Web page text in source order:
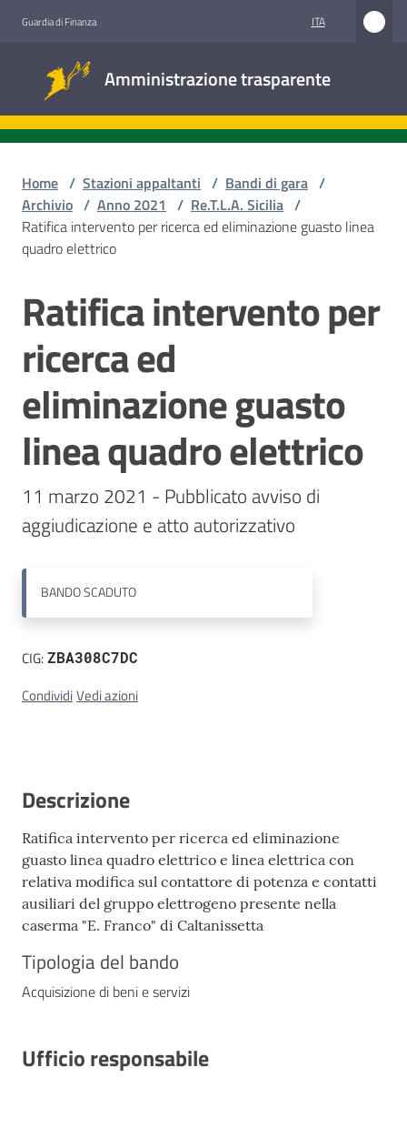
Guardia di Finanza ITA
Amministrazione trasparente
trasparente
Accesso
civico
Stazioni
appaltanti
Contatti
Home / Stazioni appaltanti / Bandi di gara /
Archivio / Anno 2021 / Re.T.L.A. Sicilia /
Ratifica intervento per ricerca ed eliminazione guasto linea
quadro elettrico
Salta al contenuto
Ratifica intervento per
ricerca ed
eliminazione guasto
linea quadro elettrico
11 marzo 2021 - Pubblicato avviso di
aggiudicazione e atto autorizzativo
BANDOSCADUTO
CIG:ZBA308C7DC
CondividiVedi azioni
Descrizione
Ratifica intervento per ricerca ed eliminazione
guasto linea quadro elettrico e linea elettrica con
relativa modifica sul contattore di potenza e contatti
ausiliari del gruppo elettrogeno presente nella
caserma "E. Franco" di Caltanissetta
Tipologia del bando
Acquisizione di beni e servizi
Ufficio responsabile